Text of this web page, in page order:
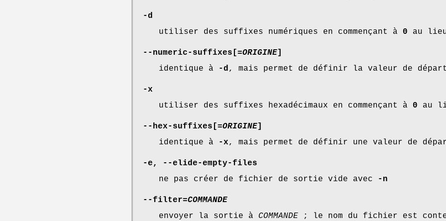
-d
utiliser des suffixes numériques en commençant à 0 au
--numeric-suffixes [=ORIGINE]
identique à
-d , mais permet de définir la valeur de
-x
utiliser des suffixes hexadécimaux en commençant à 0 au
--hex-suffixes [=ORIGINE]
identique à
-x, mais permet de définir une valeur de
-e ,
--elide-empty-files
ne pas créer de fichier de sortie vide avec
-n
--filter=COMMANDE
envoyer la sortie à COMMANDE ; le nom du fichier est